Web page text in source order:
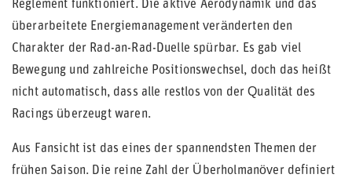
Reglement funktioniert. Die aktive Aerodynamik und das
überarbeitete Energiemanagement veränderten den
Charakter der Rad-an-Rad-Duelle spürbar. Es gab viel
Bewegung und zahlreiche Positionswechsel, doch das heißt
nicht automatisch, dass alle restlos von der Qualität des
Racings überzeugt waren.
Aus Fansicht ist das eines der spannendsten Themen der
frühen Saison. Die reine Zahl der Überholmanöver definiert